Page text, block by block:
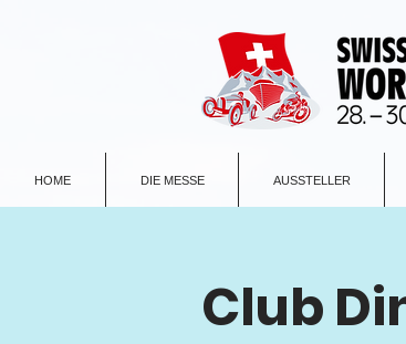
HOME DIE MESSE AUSSTELLER
Club